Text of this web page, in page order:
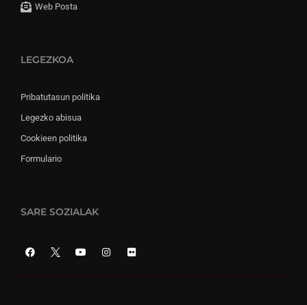
Web Posta
LEGEZKOA
Pribatutasun politika
Legezko abisua
Cookieen politika
Formulario
SARE SOZIALAK